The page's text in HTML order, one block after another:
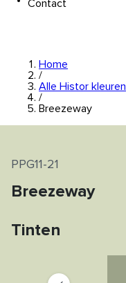
Contact
Home
/
Alle Histor kleuren
/
Breezeway
PPG11-21
Breezeway
Tinten